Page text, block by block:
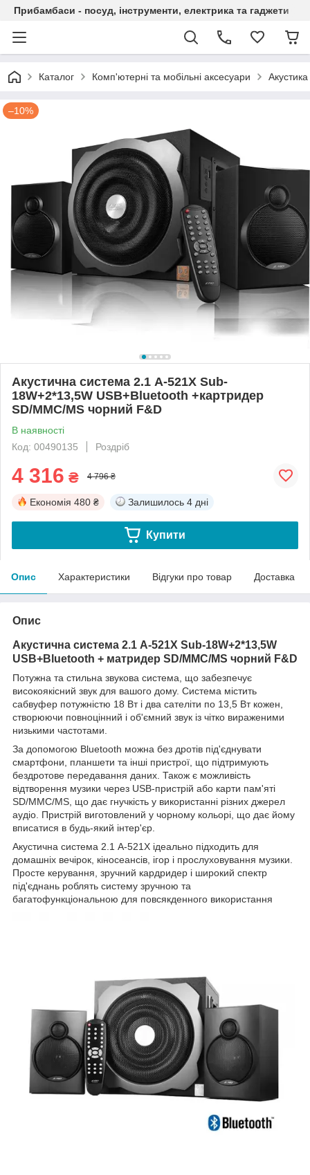
Прибамбаси - посуд, інструменти, електрика та гаджети
Каталог Комп'ютерні та мобільні аксесуари Акустика
–10%
Акустична система 2.1 A-521X Sub-
18W+2*13,5W USB+Bluetooth +картридер
SD/MMC/MS чорний F&D
В наявності
Код: 00490135
Роздріб
4 316 ₴ 4 796 ₴
Економія 480 ₴ Залишилось 4 дні
Купити
Опис Характеристики Відгуки про товар Доставка
Опис
Акустична система 2.1 A-521X Sub-18W+2*13,5W
USB+Bluetooth + матридер SD/MMC/MS чорний F&D
Потужна та стильна звукова система, що забезпечує
високоякісний звук для вашого дому. Система містить
сабвуфер потужністю 18 Вт і два сателіти по 13,5 Вт кожен,
створюючи повноцінний і об'ємний звук із чітко вираженими
низькими частотами.
За допомогою Bluetooth можна без дротів під'єднувати
смартфони, планшети та інші пристрої, що підтримують
бездротове передавання даних. Також є можливість
відтворення музики через USB-пристрій або карти пам'яті
SD/MMC/MS, що дає гнучкість у використанні різних джерел
аудіо. Пристрій виготовлений у чорному кольорі, що дає йому
вписатися в будь-який інтер'єр.
Акустична система 2.1 A-521X ідеально підходить для
домашніх вечірок, кіносеансів, ігор і прослуховування музики.
Просте керування, зручний кардридер і широкий спектр
під'єднань роблять систему зручною та
багатофункціональною для повсякденного використання